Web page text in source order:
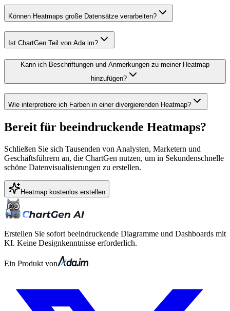
Können Heatmaps große Datensätze verarbeiten?
Ist ChartGen Teil von Ada.im?
Kann ich Beschriftungen und Anmerkungen zu meiner Heatmap
hinzufügen?
Wie interpretiere ich Farben in einer divergierenden Heatmap?
Bereit für beeindruckende Heatmaps?
Schließen Sie sich Tausenden von Analysten, Marketern und
Geschäftsführern an, die ChartGen nutzen, um in Sekundenschnelle
schöne Datenvisualisierungen zu erstellen.
Heatmap kostenlos erstellen
Erstellen Sie sofort beeindruckende Diagramme und Dashboards mit
KI. Keine Designkenntnisse erforderlich.
Ein Produkt von